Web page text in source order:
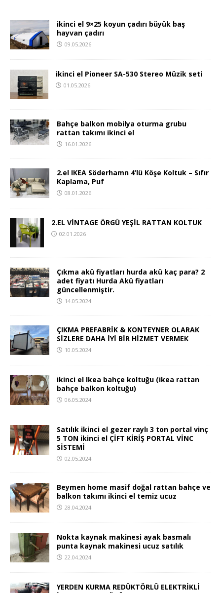
ikinci el 9×25 koyun çadırı büyük baş
hayvan çadırı
09.05.2026
ikinci el Pioneer SA-530 Stereo Müzik seti
01.05.2026
Bahçe balkon mobilya oturma grubu
rattan takımı ikinci el
16.01.2026
2.el IKEA Söderhamn 4’lü Köşe Koltuk – Sıfır
Kaplama, Puf
08.01.2026
2.EL VİNTAGE ÖRGÜ YEŞİL RATTAN KOLTUK
02.01.2026
Çıkma akü fiyatları hurda akü kaç para? 2
adet fiyatı Hurda Akü fiyatları
güncellenmiştir.
14.05.2024
ÇIKMA PREFABRİK & KONTEYNER OLARAK
SİZLERE DAHA İYİ BİR HİZMET VERMEK
10.05.2024
ikinci el Ikea bahçe koltuğu (ikea rattan
bahçe balkon koltuğu)
06.05.2024
Satılık ikinci el gezer raylı 3 ton portal vinç
5 TON ikinci el ÇİFT KİRİŞ PORTAL VİNC
SİSTEMİ
02.05.2024
Beymen home masif doğal rattan bahçe ve
balkon takımı ikinci el temiz ucuz
28.04.2024
Nokta kaynak makinesi ayak basmalı
punta kaynak makinesi ucuz satılık
22.04.2024
YERDEN KURMA REDÜKTÖRLÜ ELEKTRİKLİ